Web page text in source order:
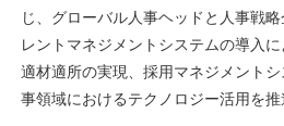
じ、グローバル人事ヘッドと人事戦
レントマネジメントシステムの導入
適材適所の実現、採用マネジメント
事領域におけるテクノロジー活用を推